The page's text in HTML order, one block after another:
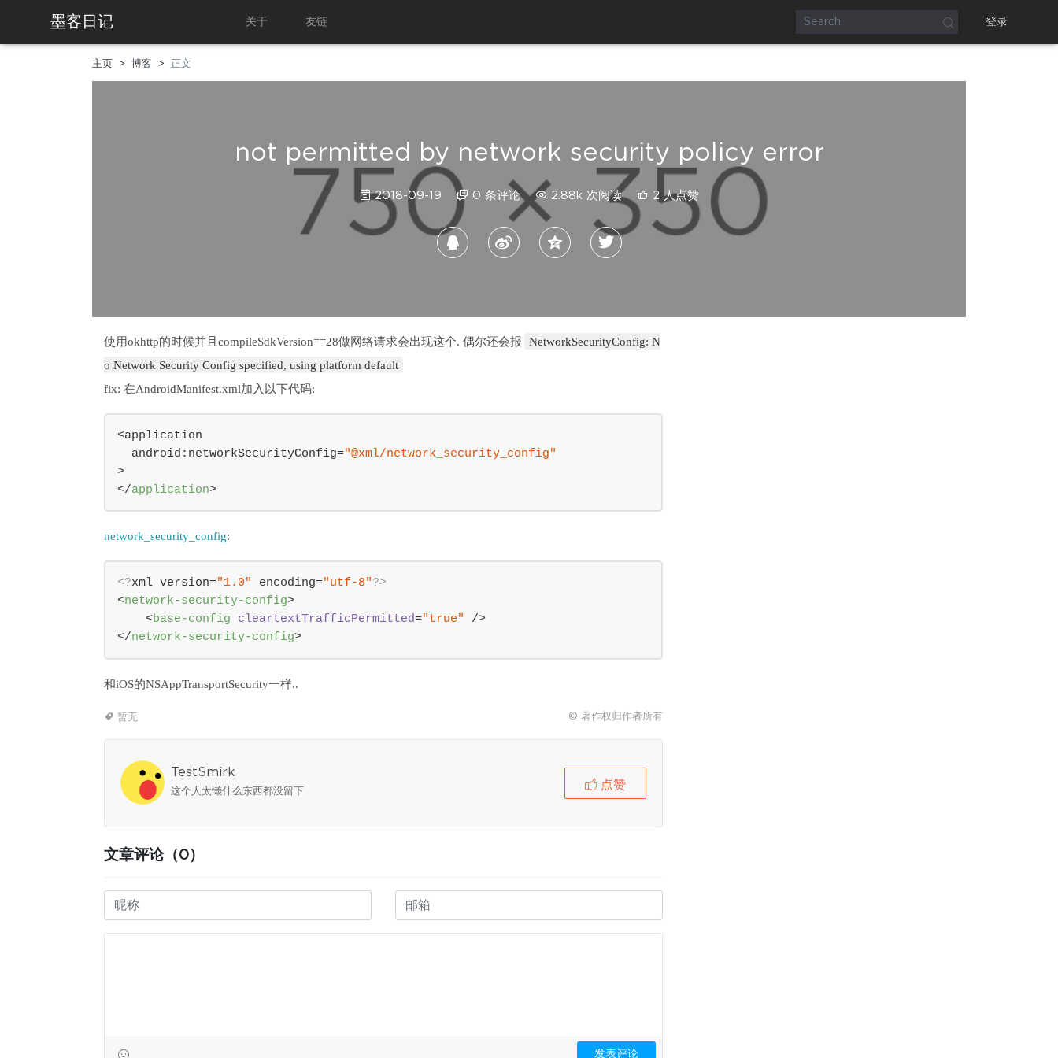
墨客日记 关于 友链 登录
主页 博客 正文
not permitted by network security policy error
2018-09-19 0 条评论 2.88k 次阅读 2 人点赞
使用okhttp的时候并且compileSdkVersion==28做网络请求会出现这个. 偶尔还会报 NetworkSecurityConfig: N
o Network Security Config specified, using platform default
fix: 在AndroidManifest.xml加入以下代码:
<application
  android:networkSecurityConfig=
"@xml/network_security_config"
>
</application>
network_security_config:
<?xml version="1.0" encoding="utf-8"?>
<network-security-config>
<base-config cleartextTrafficPermitted="true" />
</network-security-config>
和iOS的NSAppTransportSecurity一样..
暂无 © 著作权归作者所有
TestSmirk
这个人太懒什么东西都没留下
点赞
文章评论（0）